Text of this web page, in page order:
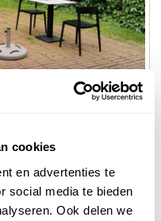
cookies
en advertenties te
social media te bieden
Ook delen we
De
De kunstliefhebber
nacht door te brengen
Kijk voor